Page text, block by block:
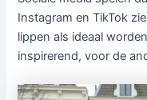
Instagram en TikTok
lippen als ideaal
inspirerend, voor de